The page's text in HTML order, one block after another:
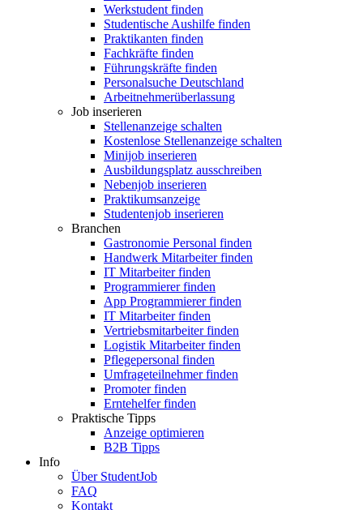
Werkstudent finden
Studentische Aushilfe finden
Praktikanten finden
Fachkräfte finden
Führungskräfte finden
Personalsuche Deutschland
Arbeitnehmerüberlassung
Job inserieren
Stellenanzeige schalten
Kostenlose Stellenanzeige schalten
Minijob inserieren
Ausbildungsplatz ausschreiben
Nebenjob inserieren
Praktikumsanzeige
Studentenjob inserieren
Branchen
Gastronomie Personal finden
Handwerk Mitarbeiter finden
IT Mitarbeiter finden
Programmierer finden
App Programmierer finden
IT Mitarbeiter finden
Vertriebsmitarbeiter finden
Logistik Mitarbeiter finden
Pflegepersonal finden
Umfrageteilnehmer finden
Promoter finden
Erntehelfer finden
Praktische Tipps
Anzeige optimieren
B2B Tipps
Info
Über StudentJob
FAQ
Kontakt